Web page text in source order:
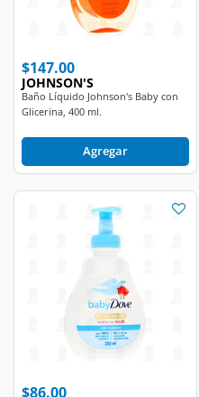
$147.00
JOHNSON'S
Baño Líquido Johnson's Baby con
Glicerina, 400 ml.
Agregar
$86.00